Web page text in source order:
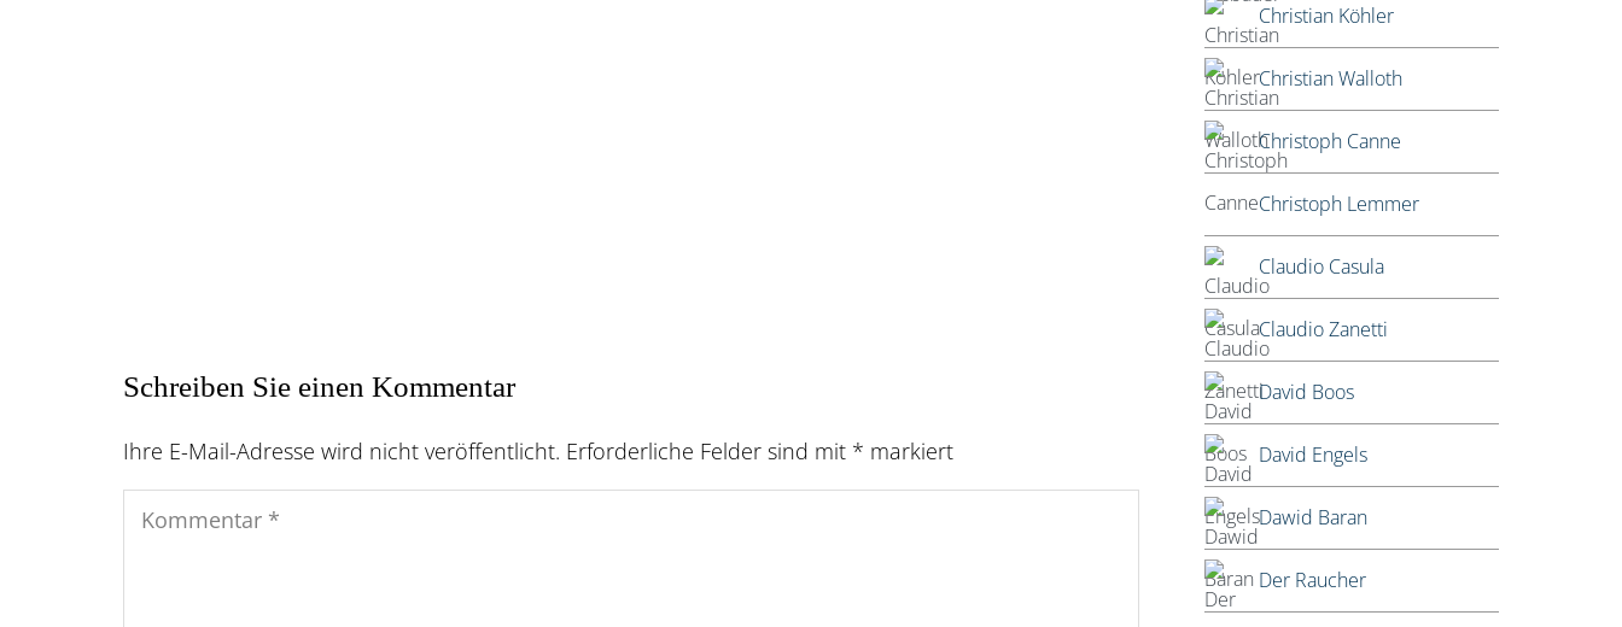
Schreiben Sie einen Kommentar
Ihre E-Mail-Adresse wird nicht veröffentlicht. Erforderliche Felder sind mit * markiert
Christian Köhler
Christian Walloth
Christoph Canne
Christoph Lemmer
Claudio Casula
Claudio Zanetti
David Boos
David Engels
Dawid Baran
Der Raucher